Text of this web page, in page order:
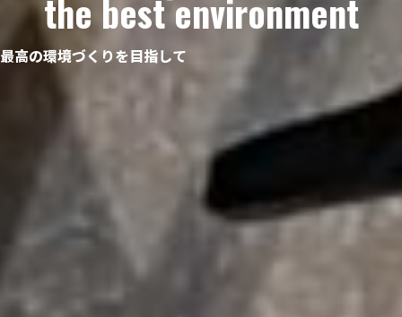
the best environment
最高の環境づくりを目指して